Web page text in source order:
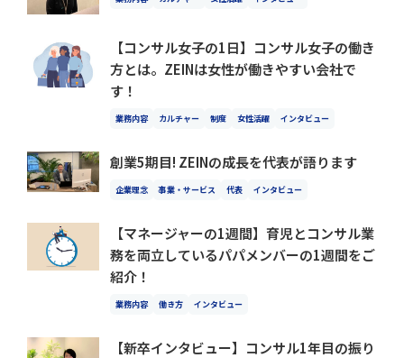
【コンサル女子の1日】コンサル女子の働き
方とは。ZEINは女性が働きやすい会社で
す！
業務内容 カルチャー 制度 女性活躍 インタビュー
創業5期目! ZEINの成長を代表が語ります
企業理念 事業・サービス 代表 インタビュー
【マネージャーの1週間】育児とコンサル業
務を両立しているパパメンバーの1週間をご
紹介！
業務内容 働き方 インタビュー
【新卒インタビュー】コンサル1年目の振り